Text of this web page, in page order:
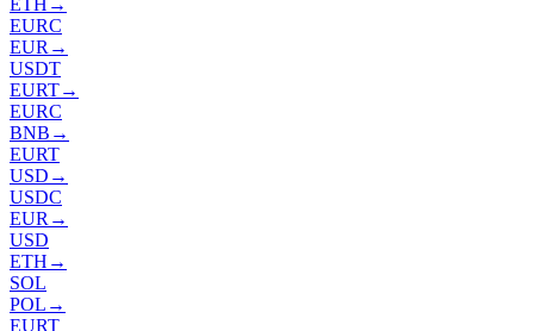
ETH →
EURC
EUR →
USDT
EURT→
EURC
BNB →
EURT
USD →
USDC
EUR →
USD
ETH →
SOL
POL →
EURT